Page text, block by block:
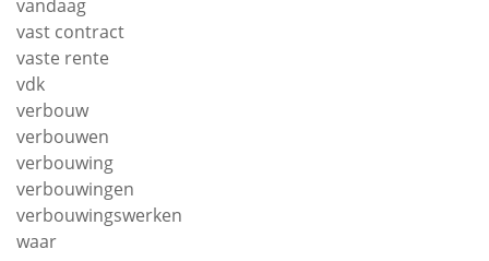
vandaag
vast contract
vaste rente
vdk
verbouw
verbouwen
verbouwing
verbouwingen
verbouwingswerken
waar